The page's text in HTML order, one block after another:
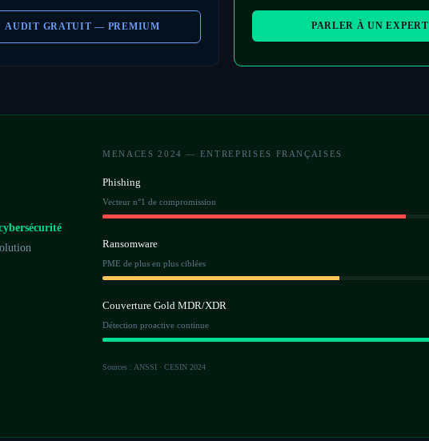
AUDIT GRATUIT — PREMIUM PARLER À UN EXPERT
MENACES 2024 — ENTREPRISES FRANÇAISES
Phishing
Vecteur n°1 de compromission
Ransomware
PME de plus en plus ciblées
Couverture Gold MDR/XDR
Détection proactive continue
Sources : ANSSI · CESIN 2024